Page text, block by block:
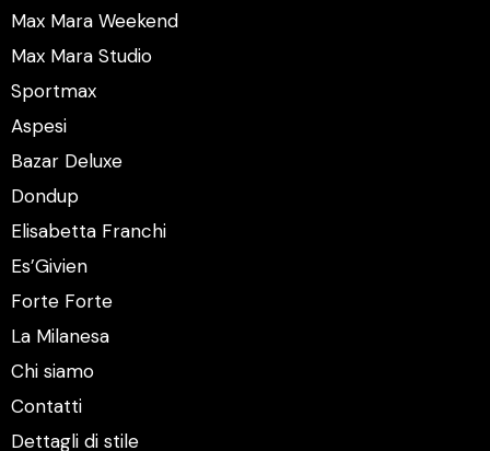
Max Mara Weekend
Max Mara Studio
Sportmax
Aspesi
Bazar Deluxe
Dondup
Elisabetta Franchi
Es’Givien
Forte Forte
La Milanesa
Chi siamo
Contatti
Dettagli di stile